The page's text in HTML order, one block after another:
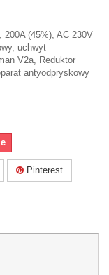
, 200A (45%), AC 230V
uchwyt
V2a, Reduktor
antyodpryskowy
Pinterest